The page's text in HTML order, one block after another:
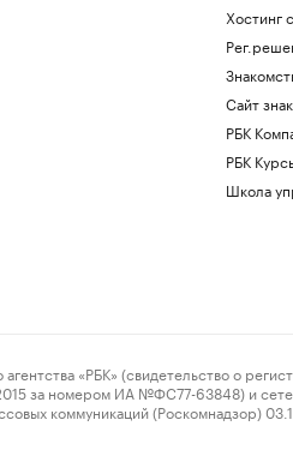
Хостинг
Сайт
РБК
РБК
Школа
«РБК» (свидетельство о
за номером ИА №ФС77-63848) и
коммуникаций (Роскомнадзор)